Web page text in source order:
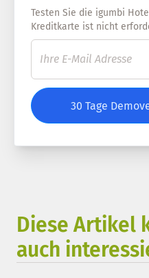
Testen Sie die igumbi
Kreditkarte ist nicht
30 Tage
Diese Artikel
auch